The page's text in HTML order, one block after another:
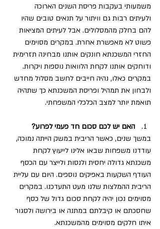
משמעותי בעקבות פריסת השנים הארוכה
ולעיתים רבות גם וויתור על תנאים טובים שהיו
להם בחלק מהמסלולים. אבל לעיתים המציאות
פשוט לא מאפשרת אחרת. במקרים מסוימים
החזרי המשכנתא חונקים אותנו מבחינה תזרימית
ודוחקים אותנו לקחת הלוואות נוספות ויקרות.
במקרים כאלו, נהיה חייבים לחשב מסלול מחדש
ולבחון את תמהיל ופריסת המשכנתא כך שתהיה
תואמת יותר למצב הכלכלי המשפחתי.
האם יש לכם סכום חד פעמי לפרוע?
במשך שנים, כאשר הריבית במשק הייתה נמוכה,
עודדנו משפחות שבאו אלינו לייעוץ לקחת
משכנתא גדולה יחסית ולנסות ולייצר עם הכסף
העודף השקעות באפיקים נוספים. היום עם עליית
הריבית ההמלצות שלנו מעט התעדכנו. במקרים
מסוימים נכון יהיה לקחת סכום גדול של כסף
שחסכתם או קיבלתם במתנה או בירושה ולסגור
איתו חלקים מסוימים מהמשכנתא.